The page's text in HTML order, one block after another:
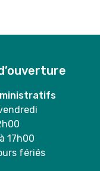
17h00
fériés